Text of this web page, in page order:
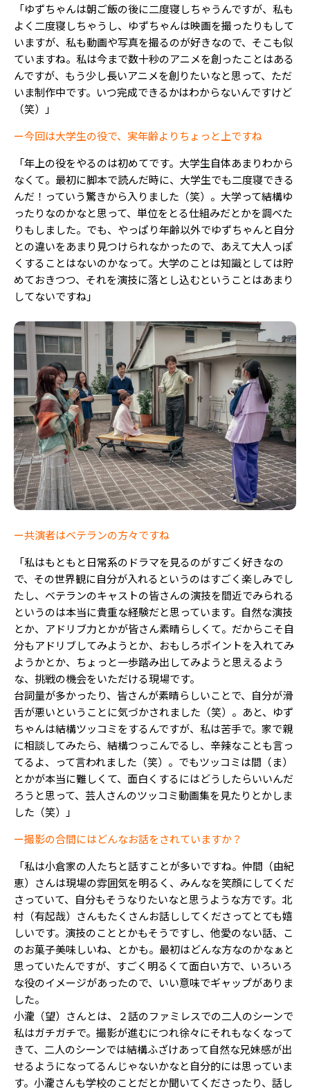
「ゆずちゃんは朝ご飯の後に二度寝しちゃうんですが、私も
よく二度寝しちゃうし、ゆずちゃんは映画を撮ったりもして
いますが、私も動画や写真を撮るのが好きなので、そこも似
ていますね。私は今まで数十秒のアニメを創ったことはある
んですが、もう少し長いアニメを創りたいなと思って、ただ
いま制作中です。いつ完成できるかはわからないんですけど
（笑）」
ー今回は大学生の役で、実年齢よりちょっと上ですね
「年上の役をやるのは初めてです。大学生自体あまりわから
なくて。最初に脚本で読んだ時に、大学生でも二度寝できる
んだ！っていう驚きから入りました（笑）。大学って結構ゆ
ったりなのかなと思って、単位をとる仕組みだとかを調べた
りもしました。でも、やっぱり年齢以外でゆずちゃんと自分
との違いをあまり見つけられなかったので、あえて大人っぽ
くすることはないのかなって。大学のことは知識としては貯
めておきつつ、それを演技に落とし込むということはあまり
してないですね」
ー共演者はベテランの方々ですね
「私はもともと日常系のドラマを見るのがすごく好きなの
で、その世界観に自分が入れるというのはすごく楽しみでし
たし、ベテランのキャストの皆さんの演技を間近でみられる
というのは本当に貴重な経験だと思っています。自然な演技
とか、アドリブ力とかが皆さん素晴らしくて。だからこそ自
分もアドリブしてみようとか、おもしろポイントを入れてみ
ようかとか、ちょっと一歩踏み出してみようと思えるよう
な、挑戦の機会をいただける現場です。
台詞量が多かったり、皆さんが素晴らしいことで、自分が滑
舌が悪いということに気づかされました（笑）。あと、ゆず
ちゃんは結構ツッコミをするんですが、私は苦手で。家で親
に相談してみたら、結構つっこんでるし、辛辣なことも言っ
てるよ、って言われました（笑）。でもツッコミは間（ま）
とかが本当に難しくて、面白くするにはどうしたらいいんだ
ろうと思って、芸人さんのツッコミ動画集を見たりとかしま
した（笑）」
ー撮影の合間にはどんなお話をされていますか？
「私は小倉家の人たちと話すことが多いですね。仲間（由紀
恵）さんは現場の雰囲気を明るく、みんなを笑顔にしてくだ
さっていて、自分もそうなりたいなと思うような方です。北
村（有起哉）さんもたくさんお話ししてくださってとても嬉
しいです。演技のこととかもそうですし、他愛のない話、こ
のお菓子美味しいね、とかも。最初はどんな方なのかなぁと
思っていたんですが、すごく明るくて面白い方で、いろいろ
な役のイメージがあったので、いい意味でギャップがありま
した。
小瀧（望）さんとは、２話のファミレスでの二人のシーンで
私はガチガチで。撮影が進むにつれ徐々にそれもなくなって
きて、二人のシーンでは結構ふざけあって自然な兄妹感が出
せるようになってるんじゃないかなと自分的には思っていま
す。小瀧さんも学校のことだとか聞いてくださったり、話し